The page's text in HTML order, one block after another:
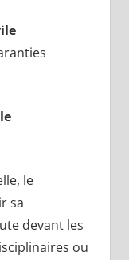
le
sa
devant les
ou